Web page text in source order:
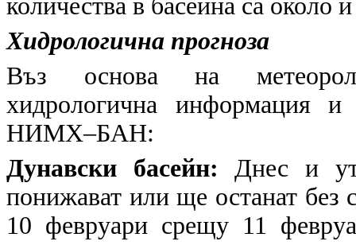
количества в басейна са около
Хидрологична прогноза
Въз основа на
хидрологична информация и
НИМХ–БАН:
Дунавски басейн: Днес и
понижават или ще останат
10 февруари срещу 11